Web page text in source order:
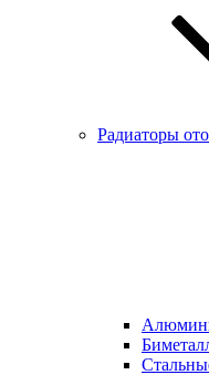
Радиаторы